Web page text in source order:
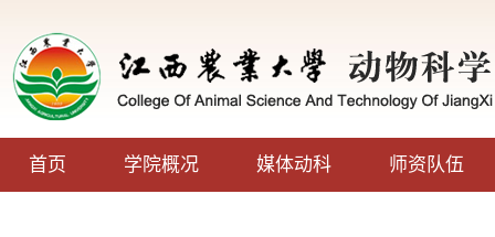
首页 学院概况 媒体动科 师资队伍